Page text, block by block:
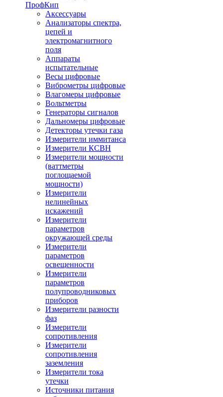
ПрофКип
Аксессуары
Анализаторы спектра,
цепей и
электромагнитного
поля
Аппараты
испытательные
Весы цифровые
Виброметры цифровые
Влагомеры цифровые
Вольтметры
Генераторы сигналов
Дальномеры цифровые
Детекторы утечки газа
Измерители иммитанса
Измерители КСВН
Измерители мощности
(ваттметры
поглощаемой
мощности)
Измерители
нелинейных
искажений
Измерители
параметров
окружающей среды
Измерители
параметров
освещенности
Измерители
параметров
полупроводниковых
приборов
Измерители разности
фаз
Измерители
сопротивления
Измерители
сопротивления
заземления
Измерители тока
утечки
Источники питания